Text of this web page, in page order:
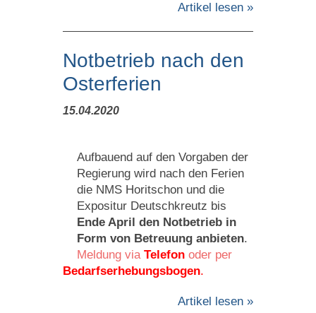
Artikel lesen »
Notbetrieb nach den
Osterferien
15.04.2020
Aufbauend auf den Vorgaben der
Regierung wird nach den Ferien
die NMS Horitschon und die
Expositur Deutschkreutz bis
Ende April den Notbetrieb in
Form von Betreuung anbieten.
Meldung via Telefon oder per
Bedarfserhebungsbogen.
Artikel lesen »